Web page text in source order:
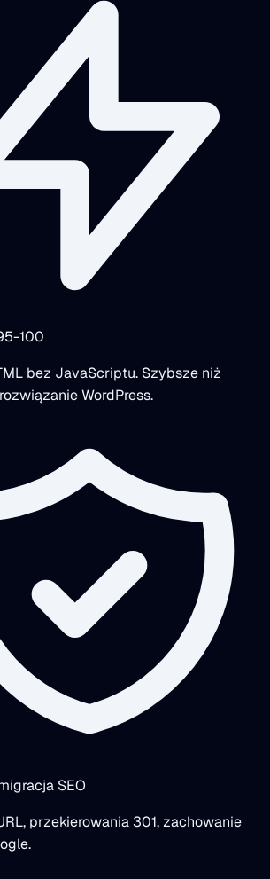
100
bez JavaScriptu. Szybsze niż
WordPress.
SEO
przekierowania 301, zachowanie